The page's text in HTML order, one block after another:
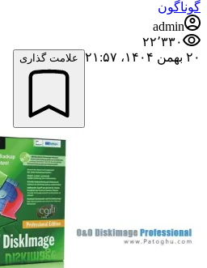
گوناگون
admin
۲۲٬۳۳۰
۲۰ بهمن ۱۴۰۴،‏ ۲۱:۵۷
علامت گذاری